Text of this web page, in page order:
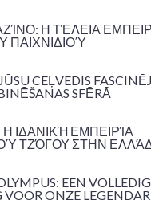
Η ΤΈΛΕΙΑ
ΠΑΙΧΝΙΔΙΟΎ
CEĻVEDIS
SFĒRĀ
Η ΙΔΑΝΙΚΉ ΕΜΠΕΙΡΊΑ
ΤΖΌΓΟΥ ΣΤΗΝ
EEN
ONZE